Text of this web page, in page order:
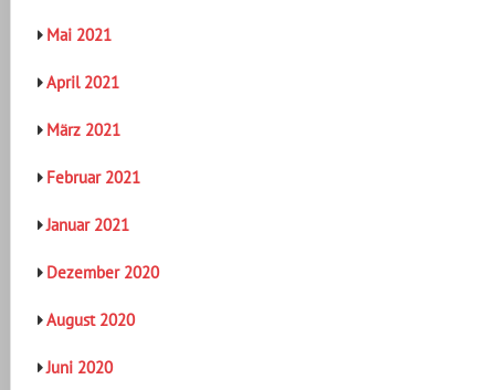
Mai 2021
April 2021
März 2021
Februar 2021
Januar 2021
Dezember 2020
August 2020
Juni 2020